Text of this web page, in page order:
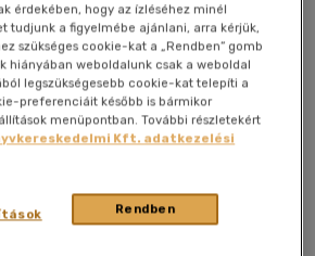
(1)
- orosz(1)
(1)
A százegy éves ember, aki
azon gondolkodott, hogy
túl sokat gondolkodik
Könyv
érdekében, hogy az ízléséhez minél
tudjunk a figyelmébe ajánlani, arra kérjük,
szükséges cookie-kat a „Rendben” gomb
hiányában weboldalunk csak a weboldal
legszükségesebb cookie-kat telepíti a
preferenciáit később is bármikor
menüpontban. További részletekért
Kft. adatkezelési
Rendben